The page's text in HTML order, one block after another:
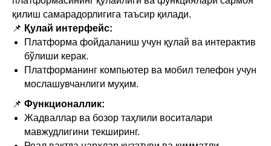
қилиш самарадорлигига таъсир қилади.
📌 Қулай интерфейс:
Платформа фойдаланиш учун қулай ва интерактив
бўлиши керак.
Платформанинг компьютер ва мобил телефон учун
мослашувчанлиги муҳим.
📌 Функционаллик:
Жадваллар ва бозор таҳлили воситалари
мавжудлигини текширинг.